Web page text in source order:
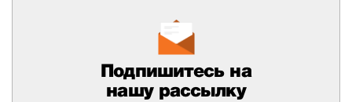
Подпишитесь на
нашу рассылку